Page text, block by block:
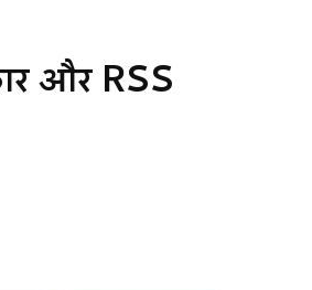
और RSS